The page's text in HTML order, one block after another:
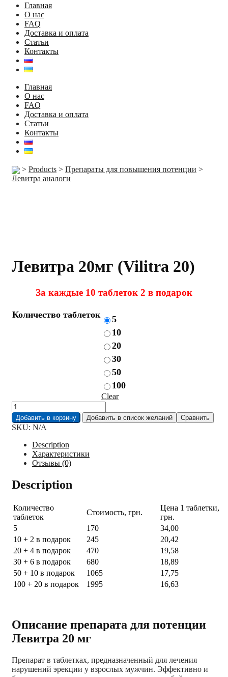
Главная
О нас
FAQ
Доставка и оплата
Статьи
Контакты
Главная
О нас
FAQ
Доставка и оплата
Статьи
Контакты
> Products > Препараты для повышения потенции >
Левитра аналоги
Левитра 20мг (Vilitra 20)
За каждые 10 таблеток 2 в подарок
Количество таблеток
5
10
20
30
50
100
Clear
Левитра
20мг
(Vilitra
quantity
Добавить в корзину Добавить в список желаний Сравнить
SKU: N/A
Description
Характеристики
Отзывы (0)
Description
Количество
таблеток
Стоимость, грн.
Цена 1 таблетки,
грн.
5
170
34,00
10 + 2 в подарок
245
20,42
20 + 4 в подарок
470
19,58
30 + 6 в подарок
680
18,89
50 + 10 в подарок
1065
17,75
100 + 20 в подарок
1995 16,63
Описание препарата для потенции
Левитра 20 мг
Препарат в таблетках, предназначенный для лечения
нарушений эрекции у взрослых мужчин. Эффективно и